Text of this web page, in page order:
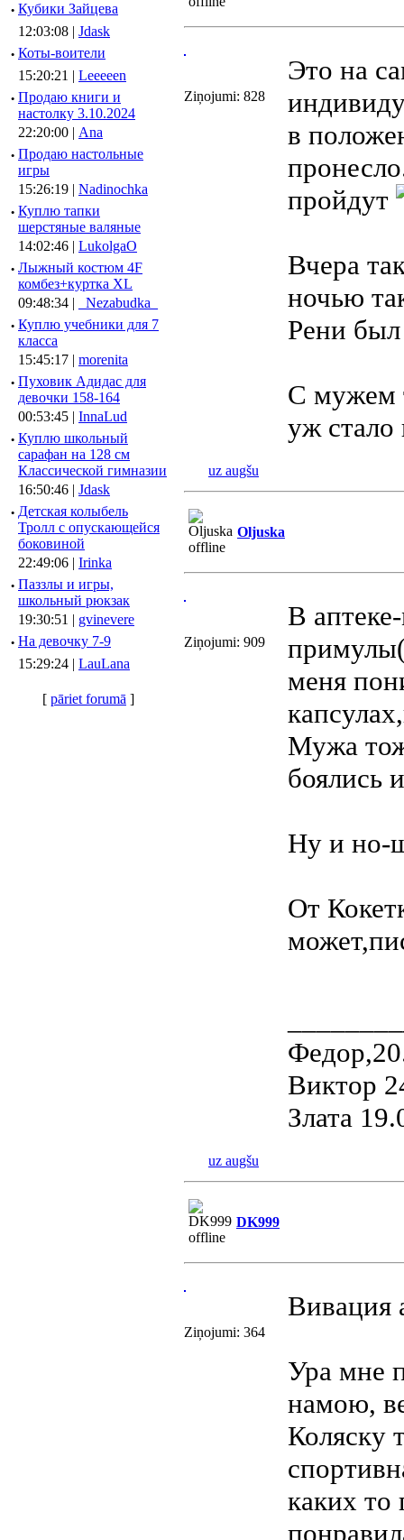
· Кубики Зайцева
12:03:08 | Jdask
· Коты-воители
15:20:21 | Leeeeen
· Продаю книги и
настолку 3.10.2024
22:20:00 | Ana
· Продаю настольные
игры
15:26:19 | Nadinochka
· Куплю тапки
шерстяные валяные
14:02:46 | LukolgaO
· Лыжный костюм 4F
комбез+куртка XL
09:48:34 |
_Nezabudka_
· Куплю учебники для 7
класса
15:45:17 | morenita
· Пуховик Адидас для
девочки 158-164
00:53:45 | InnaLud
· Куплю школьный
сарафан на 128 см
Классической гимназии
16:50:46 | Jdask
· Детская колыбель
Тролл с опускающейся
боковиной
22:49:06 | Irinka
· Паззлы и игры,
школьный рюкзак
19:30:51 | gvinevere
· Hа девочку 7-9
15:29:24 | LauLana
[ pāriet forumā ]
Ziņojumi: 828
Это на
в
пройдут
Вчера
ночью
Рени
С мужем
уж стало
uz augšu
Oljuska
Ziņojumi: 909
В
меня
Мужа
боялись
Ну и но-
От
Виктор
Злата
uz augšu
DK999
Ziņojumi: 364
Вивация
Ура мне
намою,
Коляску
каких